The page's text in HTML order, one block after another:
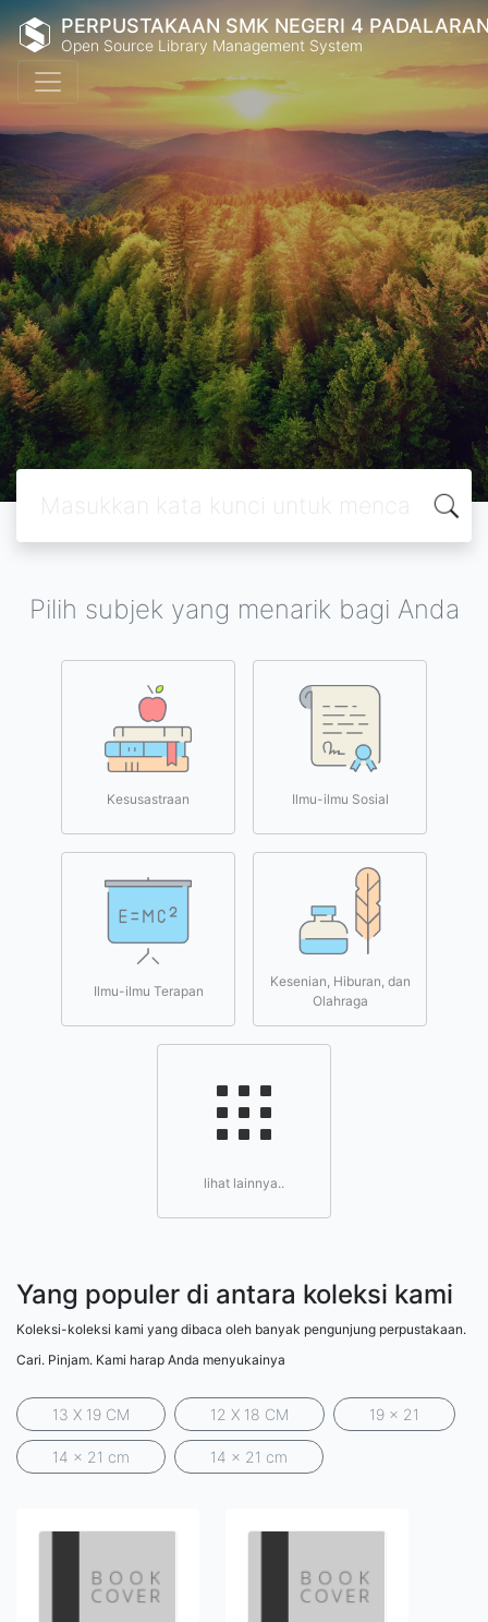
PERPUSTAKAAN SMK NEGERI 4
Open Source Library Management System
Pilih subjek yang menarik bagi Anda
Kesusastraan Ilmu-ilmu Sosial
Ilmu-ilmu Terapan
Kesenian, Hiburan, dan
Olahraga
lihat lainnya..
Yang populer di antara koleksi kami
Koleksi-koleksi kami yang dibaca oleh banyak pengunjung perpustakaan.
Cari. Pinjam. Kami harap Anda menyukainya
13 X 19 CM 12 X 18 CM 19 x 21
14 x 21 cm 14 x 21 cm